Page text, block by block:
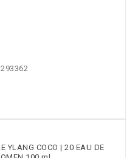
293362
YLANG COCO | 20 EAU DE